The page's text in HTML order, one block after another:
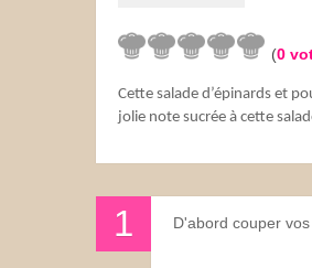
(0
Cette salade d’épinards et
jolie note sucrée à cette
D'abord couper